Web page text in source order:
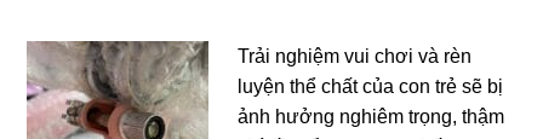
Trải nghiệm vui chơi và rèn
luyện thể chất của con trẻ sẽ bị
ảnh hưởng nghiêm trọng, thậm